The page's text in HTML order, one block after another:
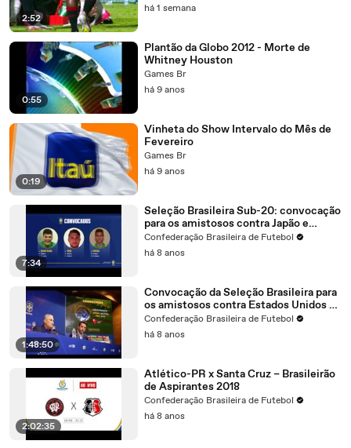
2:52
há 1 semana
0:55
Plantão da Globo 2012 - Morte de
Whitney Houston
Games Br
há 9 anos
0:19
Vinheta do Show Intervalo do Mês de
Fevereiro
Games Br
há 9 anos
7:34
Seleção Brasileira Sub-20: convocação
para os amistosos contra Japão e
México
Confederação Brasileira de Futebol
há 8 anos
1:48:50
Convocação da Seleção Brasileira para
os amistosos contra Estados Unidos e
El Salvador
Confederação Brasileira de Futebol
há 8 anos
2:02:35
Atlético-PR x Santa Cruz – Brasileirão
de Aspirantes 2018
Confederação Brasileira de Futebol
há 8 anos